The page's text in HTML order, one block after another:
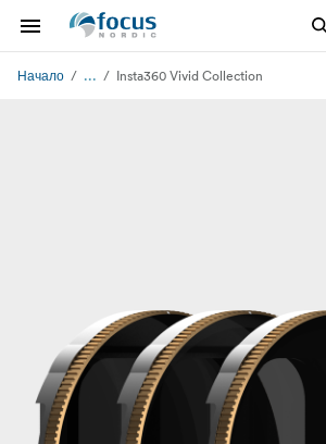
Начало ... Insta360 Vivid Collection